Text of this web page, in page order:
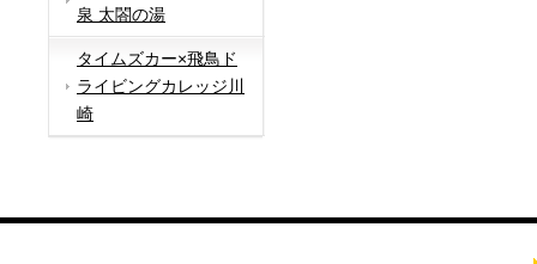
泉 太閤の湯
タイムズカー×飛鳥ド
ライビングカレッジ川
崎